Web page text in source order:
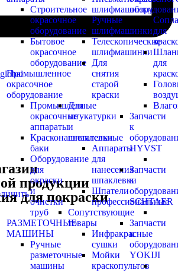
продукции
для покраски
Строительное
окрасочное
оборудование
Бытовое
окрасочное
оборудование
Промышленное
окрасочное
оборудование
Промышленные
окрасочные
аппараты
Красконагнетательные
баки
Оборудование
для
окраски
и
очистки
труб
РАЗМЕТОЧНЫЕ
МАШИНЫ
Ручные
разметочные
машины
шлифмашинки
Ручные
шлифмашинки
Телескопические
шлифмашинки
Для
снятия
старой
краски
Для
штукатурки
и
шпаклевки
Аппараты
для
нанесения
шпаклевки
Шпатели
профессиональные
Сопутствующие
товары
Инфракрасные
сушки
Мойки
краскопультов
Сопла
для
для
Запчасти
к
HYVST
Запчасти
к
SCHTAER
Запчасти
к
YOKIJI